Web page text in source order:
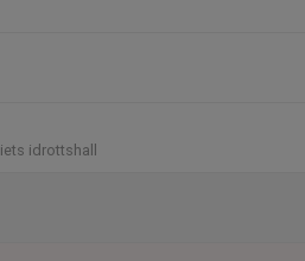
idrottshall